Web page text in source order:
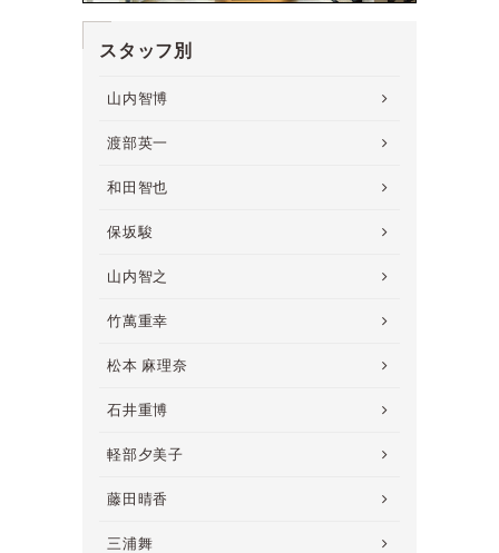
スタッフ別
山内智博
渡部英一
和田智也
保坂駿
山内智之
竹萬重幸
松本 麻理奈
石井重博
軽部夕美子
藤田晴香
三浦舞